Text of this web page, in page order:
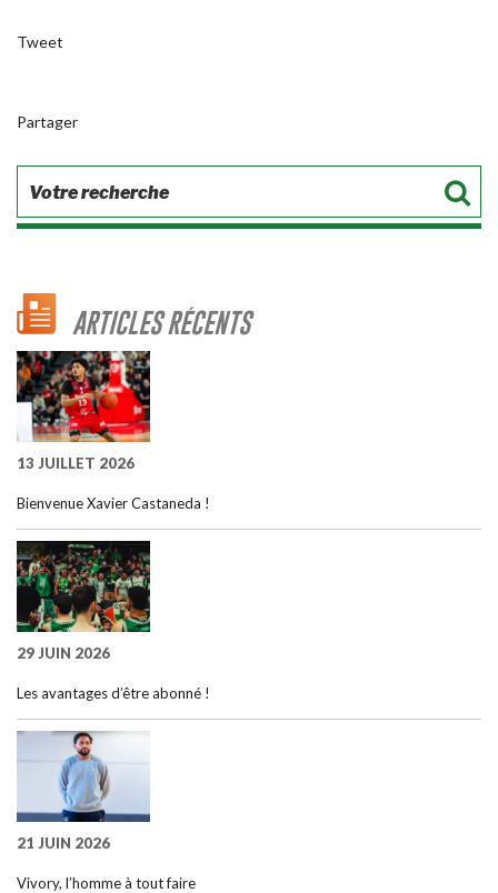
Tweet
Partager
ARTICLES RÉCENTS
13 JUILLET 2026
Bienvenue Xavier Castaneda !
29 JUIN 2026
Les avantages d’être abonné !
21 JUIN 2026
Vivory, l’homme à tout faire